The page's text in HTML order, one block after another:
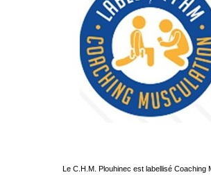
Le C.H.M. Plouhinec est labellisé Coaching